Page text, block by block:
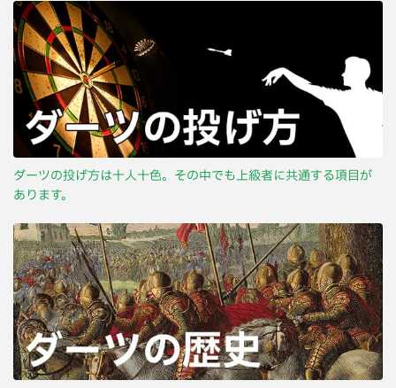
ダーツの投げ方は十人十色。その中でも上級者に共通する項目が
あります。